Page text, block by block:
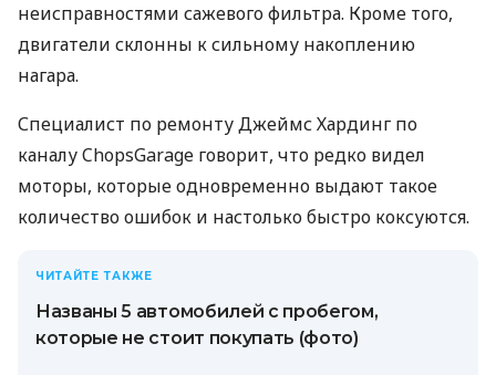
неисправностями сажевого фильтра. Кроме того,
двигатели склонны к сильному накоплению
нагара.
Специалист по ремонту Джеймс Хардинг по
каналу ChopsGarage говорит, что редко видел
моторы, которые одновременно выдают такое
количество ошибок и настолько быстро коксуются.
ЧИТАЙТЕ ТАКЖЕ
Названы 5 автомобилей с пробегом,
которые не стоит покупать (фото)